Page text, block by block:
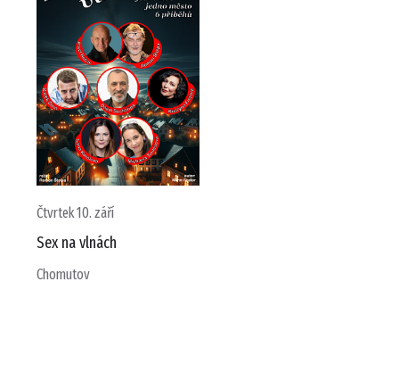
Čtvrtek 10. září
Sex na vlnách
Chomutov